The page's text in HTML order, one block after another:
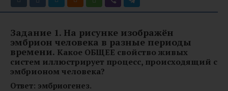
Задание 1. На рисунке изображён
эмбрион человека в разные периоды
времени. Какое ОБЩЕЕ свойство живых
систем иллюстрирует процесс, происходящий с
эмбрионом человека?
Ответ: эмбриогенез.